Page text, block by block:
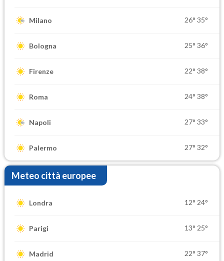
Milano 26° 35°
Bologna 25° 36°
Firenze 22° 38°
Roma 24° 38°
Napoli 27° 33°
Palermo 27° 32°
Meteo città europee
Londra 12° 24°
Parigi 13° 25°
Madrid 22° 37°